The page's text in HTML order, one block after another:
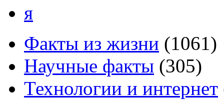
я
Факты из жизни (1061)
Научные факты (305)
Технологии и интернет